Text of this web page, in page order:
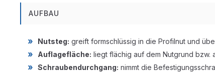
AUFBAU
Nutsteg: greift formschlüssig in die Profilnut und
Auflagefläche: liegt flächig auf dem Nutgrund bzw.
Schraubendurchgang: nimmt die